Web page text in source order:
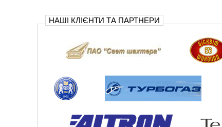
НАШІ КЛІЄНТИ ТА ПАРТНЕРИ